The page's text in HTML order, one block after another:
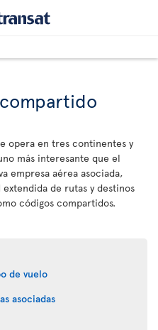
opera en tres continentes y
más interesante que el
empresa aérea asociada,
de rutas y destinos
códigos compartidos.
de vuelo
asociadas